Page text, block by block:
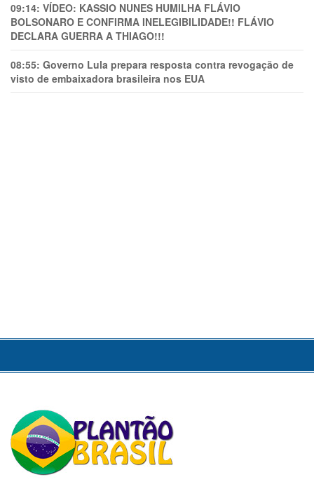
09:14: VÍDEO: KASSIO NUNES HUMlLHA FLÁVIO
BOLSONARO E CONFIRMA INELEGIBILIDADE!! FLÁVIO
DECLARA GUERRA A THIAGO!!!
08:55: Governo Lula prepara resposta contra revogação de
visto de embaixadora brasileira nos EUA